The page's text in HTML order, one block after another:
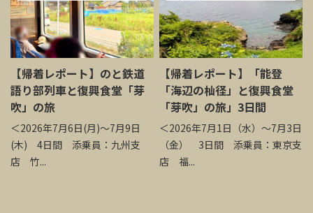
【帰着レポート】のと鉄道
語り部列車と復興食堂「芽
吹」の旅
＜2026年7月6日(月)～7月9日
(木) 4日間 添乗員：九州支
店 竹...
【帰着レポート】「能登
「海辺の杣径」と復興食堂
「芽吹」の旅」3日間
＜2026年7月1日（水）～7月3日
（金） 3日間 添乗員：東京支
店 福...